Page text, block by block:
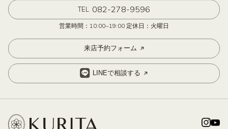
TEL 082-278-9596
営業時間：10:00~19:00 定休日：火曜日
来店予約フォーム
LINEで相談する